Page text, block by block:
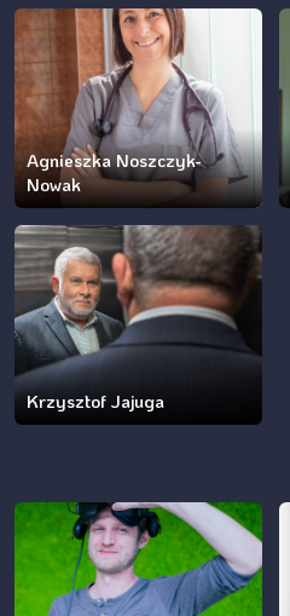
Agnieszka Noszczyk-
Nowak
Krzysztof Jajuga